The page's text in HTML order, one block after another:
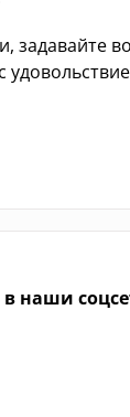
задавайте
наши